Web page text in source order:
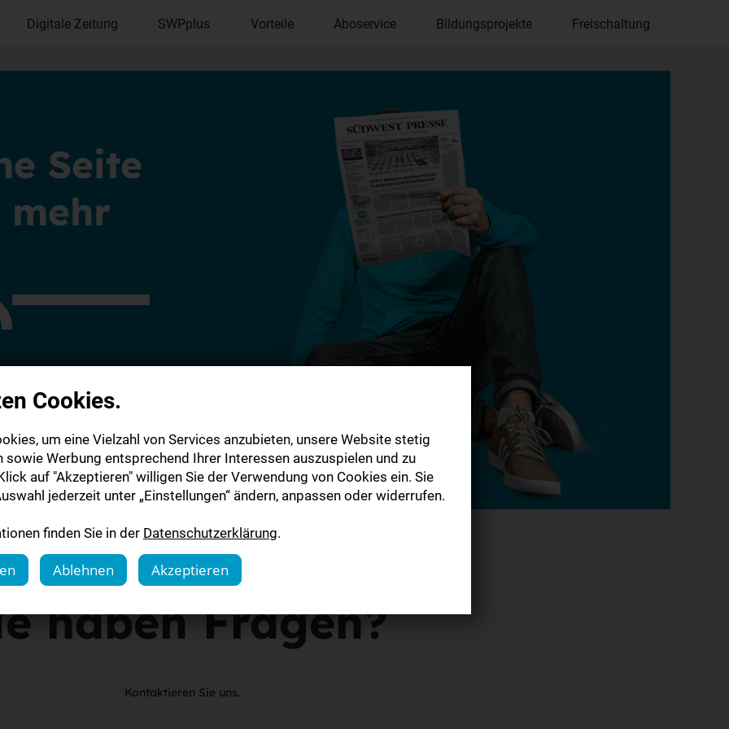
Digitale Zeitung SWPplus Vorteile Aboservice Bildungsprojekte Freischaltung
Seite
der Digitalen Zeitung
auf Sie!
haben Fragen?
Kontaktieren Sie uns.
Cookies.
um eine Vielzahl von Services anzubieten, unsere Website stetig
sowie Werbung entsprechend Ihrer Interessen auszuspielen und zu
auf "Akzeptieren" willigen Sie der Verwendung von Cookies ein. Sie
jederzeit unter „Einstellungen“ ändern, anpassen oder widerrufen.
finden Sie in der Datenschutzerklärung.
Ablehnen Akzeptieren